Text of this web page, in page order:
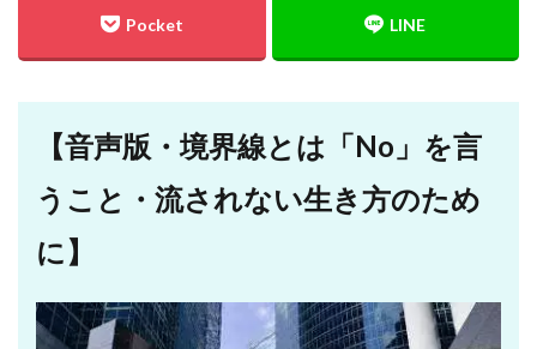
【音声版・境界線とは「No」を言
うこと・流されない生き方のため
に】